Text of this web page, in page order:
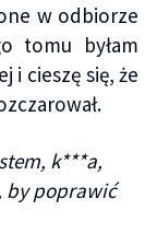
w odbiorze
tomu byłam
i cieszę się, że
k***a,
by poprawić